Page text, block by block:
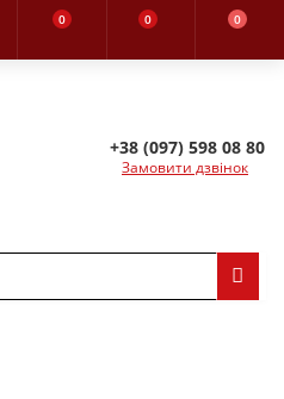
0 0 0
+38 (097) 598 08 80
Замовити дзвінок